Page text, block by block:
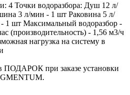
4 Точки водоразбора: Душ 12 л/
3 л/мин - 1 шт Раковина 5 л/
1 шт Максимальный водоразбор -
(производительность) - 1,56 м3/ч
нагрузка на систему в
ПОДАРОК при заказе установки